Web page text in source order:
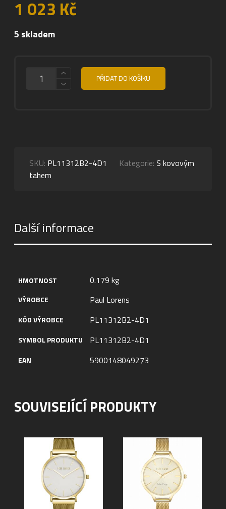
1 023 Kč
5 skladem
PŘIDAT DO KOŠÍKU
SKU: PL11312B2-4D1 Kategorie:S kovovým
tahem
Další informace
HMOTNOST 0.179 kg
VÝROBCE Paul Lorens
KÓD VÝROBCE PL11312B2-4D1
SYMBOL PRODUKTU PL11312B2-4D1
EAN 5900148049273
SOUVISEJÍCÍ PRODUKTY